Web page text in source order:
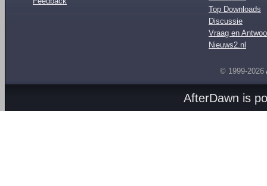
Top Downloads
Discussie
Vraag en
Nieuws2.nl
© 1999-2026
AfterDawn is